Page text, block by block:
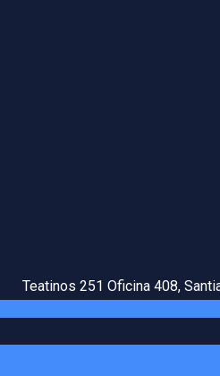
Teatinos 251 Oficina 408,